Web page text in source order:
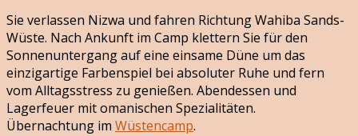
Sie verlassen Nizwa und fahren Richtung Wahiba Sands-
Wüste. Nach Ankunft im Camp klettern Sie für den
Sonnenuntergang auf eine einsame Düne um das
einzigartige Farbenspiel bei absoluter Ruhe und fern
vom Alltagsstress zu genießen. Abendessen und
Lagerfeuer mit omanischen Spezialitäten.
Übernachtung im Wüstencamp.